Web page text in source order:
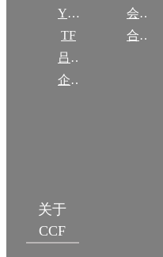
YOCSEF
TF
吕梁振兴
企智会
会员交费
合作伙伴
关于
CCF